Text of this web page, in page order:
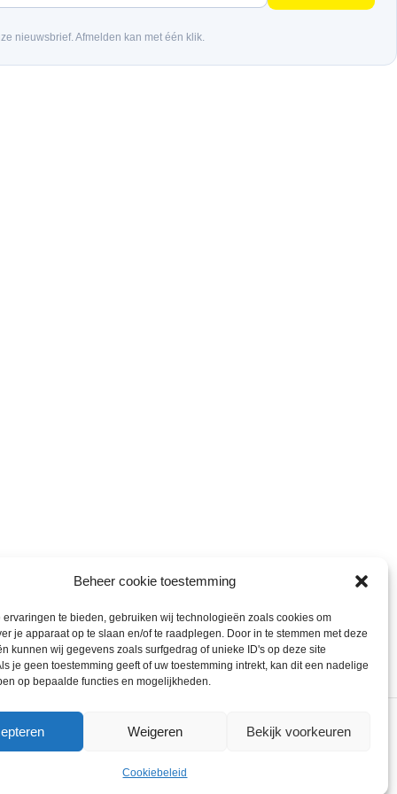
Beheer cookie toestemming
ervaringen te bieden, gebruiken wij technologieën zoals cookies om
je apparaat op te slaan en/of te raadplegen. Door in te stemmen met deze
kunnen wij gegevens zoals surfgedrag of unieke ID's op deze site
je geen toestemming geeft of uw toestemming intrekt, kan dit een nadelige
op bepaalde functies en mogelijkheden.
Weigeren Bekijk voorkeuren
Cookiebeleid
nieuwsbrief. Afmelden kan met één klik.
gebruik van cookies.